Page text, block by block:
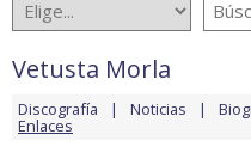
Vetusta Morla
Discografía Noticias
Enlaces